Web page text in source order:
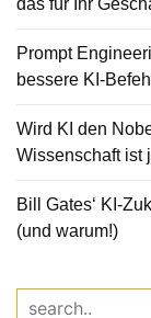
das für Ihr
Prompt
bessere KI-
Wird KI den
Wissenschaft ist
Bill Gates‘ KI-
(und warum!)